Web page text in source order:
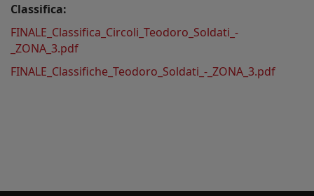
Classifica:
FINALE_Classifica_Circoli_Teodoro_Soldati_-
_ZONA_3.pdf
FINALE_Classifiche_Teodoro_Soldati_-_ZONA_3.pdf